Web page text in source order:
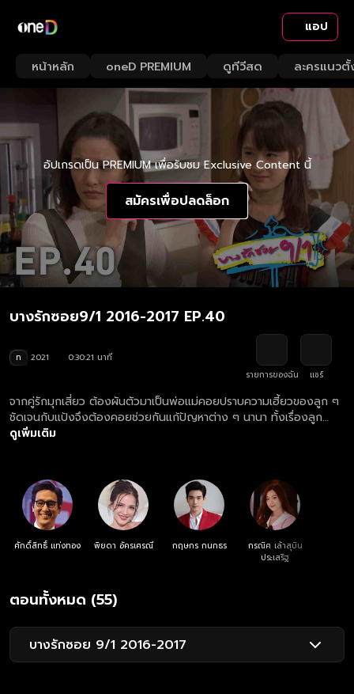
แอป
หน้าหลัก oneD PREMIUM ดูทีวีสด ละครแนวตั้
อัปเกรดเป็น PREMIUM เพื่อรับชม Exclusive Content นี้
สมัครเพื่อปลดล็อก
บางรักซอย9/1 2016-2017 EP.40
ท 2021
0:30:21 นาที
รายการของฉัน
แชร์
จากคู่รักมุกเสี่ยว ต้องผันตัวมาเป็นพ่อแม่คอยปราบความเฮี้ยวของลูก ๆ
ชัดเจนกับแป้งจึงต้องคอยช่วยกันแก้ปัญหาต่าง ๆ นานา ทั้งเรื่องลูก
เรื่องงาน ที่พากันบานปลายกลายเป็นปัญหาระดับชาติ ในขณะที่ชัดแจ้ง
ดูเพิ่มเติม
ศักดิ์สิทธิ์ แท่งทอง พิยดา อัครเศรณี กฤษกร กนกธร
กรณิศ เล้าสุบิน
ประเสริฐ
ตอนทั้งหมด (55)
บางรักซอย 9/1 2016-2017